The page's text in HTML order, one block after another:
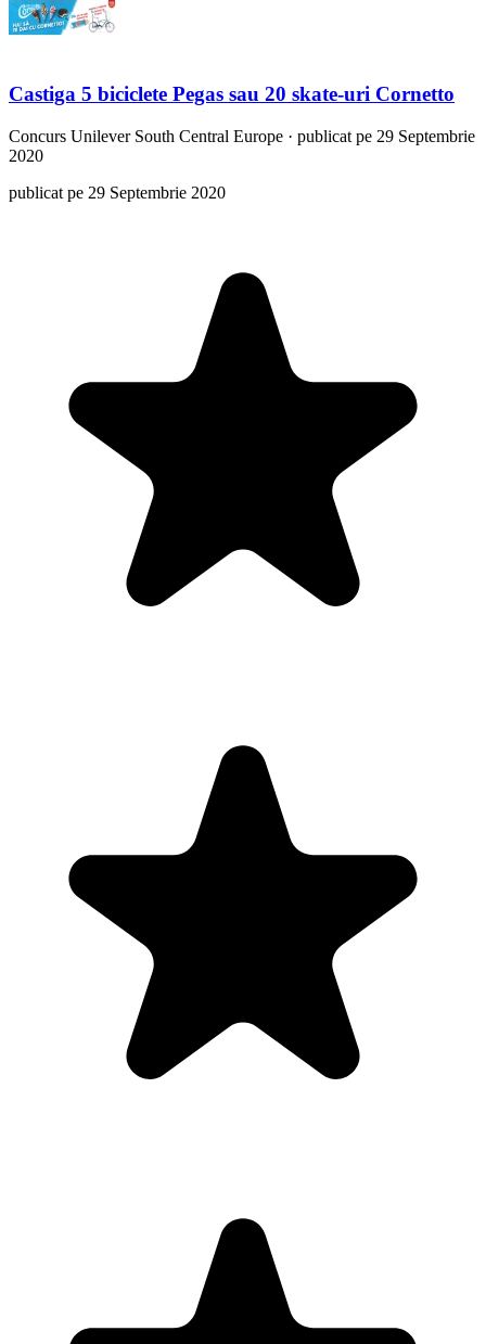
Castiga 5 biciclete Pegas sau 20 skate-uri Cornetto
Concurs Unilever South Central Europe · publicat pe 29 Septembrie
2020
publicat pe 29 Septembrie 2020